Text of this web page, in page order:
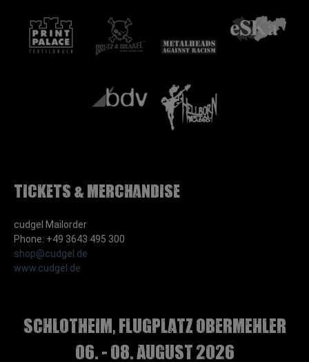
Tickets & Merchandise
cudgel Mailorder
Phone: +49 3643 495 300
shop@cudgel.de
www.cudgel.de
Schlotheim, Flugplatz Obermehler
06. - 08. August 2026